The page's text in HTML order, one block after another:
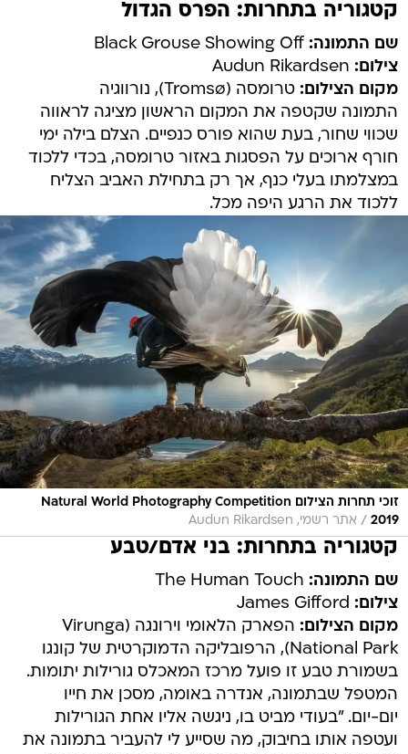
קטגוריה בתחרות: הפרס הגדול
שם התמונה: Black Grouse Showing Off
צילום:
מקום הצילום: טרומסה (Tromsø), נורווגיה
התמונה שקטפה את המקום הראשון מציגה לראווה
שכווי שחור, בעת שהוא פורס כנפיים. הצלם בילה ימי
חורף ארוכים על הפסגות באזור טרומסה, בכדי ללכוד
במצלמתו בעלי כנף, אך רק בתחילת האביב הצליח
ללכוד את הרגע היפה מכל.
זוכי תחרות הצילום Natural World Photography Competition
2019
/ אתר רשמי, Audun Rikardsen
קטגוריה בתחרות: בני אדם/טבע
שם התמונה:
צילום:
מקום הצילום:
הפארק הלאומי וירונגה (Virunga
National Park), הרפובליקה הדמוקרטית של קונגו
בשמורת טבע זו פועל מרכז המאכלס גורילות יתומות.
המטפל שבתמונה, אנדרה באומה, מסכן את חייו
יום-יום. "בעודי מביט בו, ניגשה אליו אחת הגורילות
ועטפה אותו בחיבוק, מה שסייע לי להעביר בתמונה את